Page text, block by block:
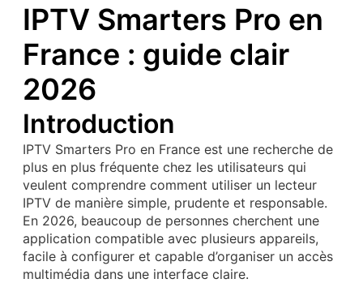
IPTV Smarters Pro en
France : guide clair
2026
Introduction
IPTV Smarters Pro en France est une recherche de
plus en plus fréquente chez les utilisateurs qui
veulent comprendre comment utiliser un lecteur
IPTV de manière simple, prudente et responsable.
En 2026, beaucoup de personnes cherchent une
application compatible avec plusieurs appareils,
facile à configurer et capable d’organiser un accès
multimédia dans une interface claire.